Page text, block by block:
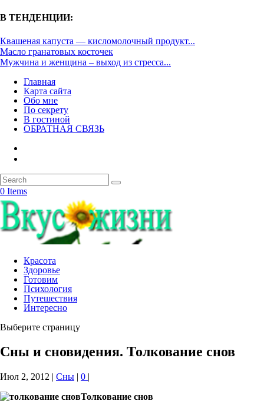
В ТЕНДЕНЦИИ:
Квашеная капуста — кисломолочный продукт...
Масло гранатовых косточек
Мужчина и женщина – выход из стресса...
Главная
Карта сайта
Обо мне
По секрету
В гостиной
ОБРАТНАЯ СВЯЗЬ
0 Items
Красота
Здоровье
Готовим
Психология
Путешествия
Интересно
Выберите страницу
Сны и сновидения. Толкование снов
Июл 2, 2012 | Сны | 0 |
Толкование снов